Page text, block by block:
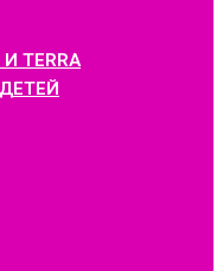
И TERRA
ДЕТЕЙ